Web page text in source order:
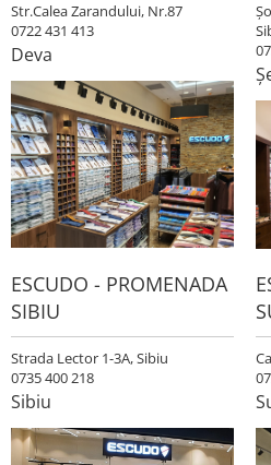
Str.Calea Zarandului, Nr.87
0722 431 413
Deva
ESCUDO - PROMENADA
SIBIU
Strada Lector 1-3A, Sibiu
0735 400 218
Sibiu